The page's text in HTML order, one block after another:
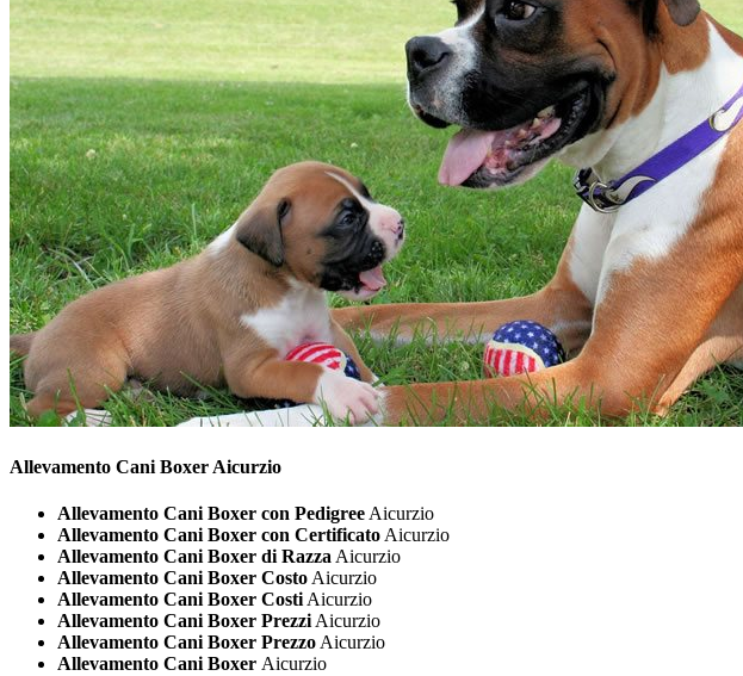
Allevamento Cani Boxer Aicurzio
Allevamento Cani Boxer con Pedigree Aicurzio
Allevamento Cani Boxer con Certificato Aicurzio
Allevamento Cani Boxer di Razza Aicurzio
Allevamento Cani Boxer Costo Aicurzio
Allevamento Cani Boxer Costi Aicurzio
Allevamento Cani Boxer Prezzi Aicurzio
Allevamento Cani Boxer Prezzo Aicurzio
Allevamento Cani Boxer Aicurzio